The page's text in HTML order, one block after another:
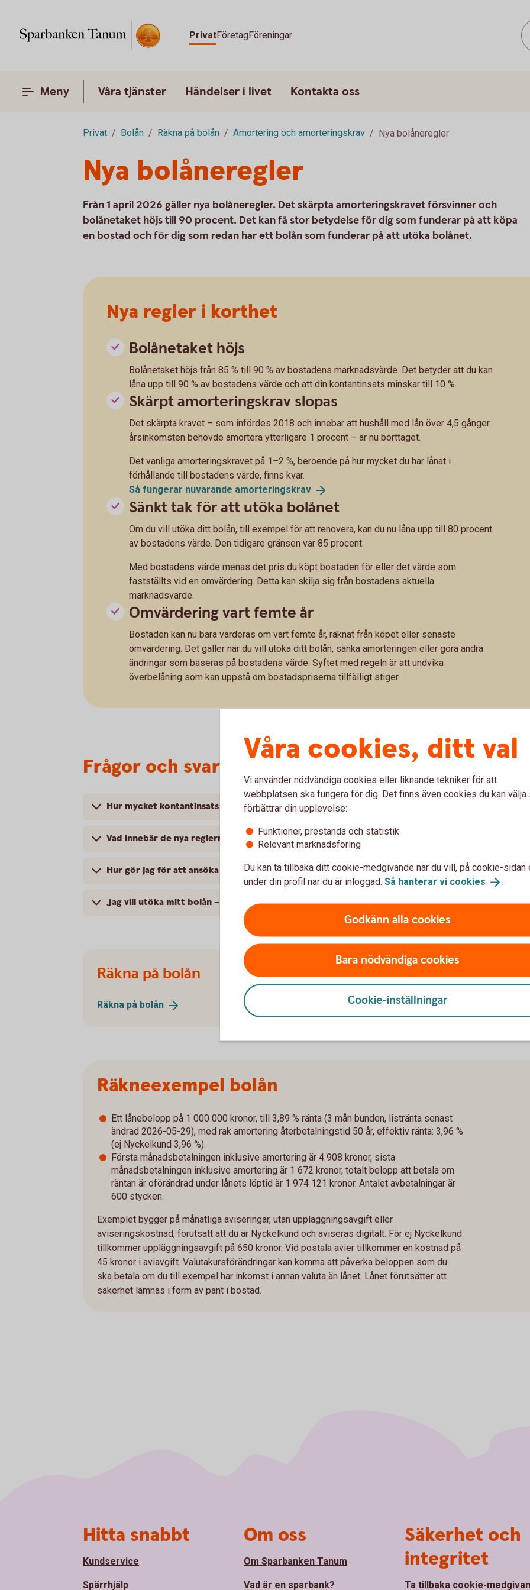
PrivatFöretagFöreningar
Meny Våra tjänster Händelser i livet Kontakta oss
Privat Bolån Räkna på bolån Amortering och amorteringskrav Nya bolåneregler
Nya bolåneregler
Från 1 april 2026 gäller nya bolåneregler. Det skärpta amorteringskravet försvinner och
bolånetaket höjs till 90 procent. Det kan få stor betydelse för dig som funderar på att köpa
en bostad och för dig som redan har ett bolån som funderar på att utöka bolånet.
Nya regler i korthet
Bolånetaket höjs
Bolånetaket höjs från 85 % till 90 % av bostadens marknadsvärde. Det betyder att du kan
låna upp till 90 % av bostadens värde och att din kontantinsats minskar till 10 %.
Skärpt amorteringskrav slopas
Det skärpta kravet – som infördes 2018 och innebar att hushåll med lån över 4,5 gånger
årsinkomsten behövde amortera ytterligare 1 procent – är nu borttaget.
Det vanliga amorteringskravet på 1–2 %, beroende på hur mycket du har lånat i
förhållande till bostadens värde, finns kvar.
Så fungerar nuvarande amorteringskrav
Sänkt tak för att utöka bolånet
Om du vill utöka ditt bolån, till exempel för att renovera, kan du nu låna upp till 80 procent
av bostadens värde. Den tidigare gränsen var 85 procent.
Med bostadens värde menas det pris du köpt bostaden för eller det värde som
fastställts vid en omvärdering. Detta kan skilja sig från bostadens aktuella
marknadsvärde.
Omvärdering vart femte år
Bostaden kan nu bara värderas om vart femte år, räknat från köpet eller senaste
omvärdering. Det gäller när du vill utöka ditt bolån, sänka amorteringen eller göra andra
ändringar som baseras på bostadens värde. Syftet med regeln är att undvika
överbelåning som kan uppstå om bostadspriserna tillfälligt stiger.
Frågor och svar om de nya bolånereglerna
Hur mycket kontantinsats behöver jag med de nya reglerna?
Vad innebär de nya reglerna för din månadsamortering?
Hur gör jag för att ansöka om sänkt amortering?
Jag vill utöka mitt bolån – hur påverkar de nya reglerna mig?
Räkna på bolån
Räkna på bolån
Ansök om lånelöfte
Ansök omlånelöfte
Räkneexempel bolån
Ett lånebelopp på 1 000 000 kronor, till 3,89 % ränta (3 mån bunden, listränta senast
ändrad 2026-05-29), med rak amortering återbetalningstid 50 år, effektiv ränta: 3,96 %
(ej Nyckelkund 3,96 %).
Första månadsbetalningen inklusive amortering är 4 908 kronor, sista
månadsbetalningen inklusive amortering är 1 672 kronor, totalt belopp att betala om
räntan är oförändrad under lånets löptid är 1 974 121 kronor. Antalet avbetalningar är
600 stycken.
Exemplet bygger på månatliga aviseringar, utan uppläggningsavgift eller
aviseringskostnad, förutsatt att du är Nyckelkund och aviseras digitalt. För ej Nyckelkund
tillkommer uppläggningsavgift på 650 kronor. Vid postala avier tillkommer en kostnad på
45 kronor i aviavgift. Valutakursförändringar kan komma att påverka beloppen som du
ska betala om du till exempel har inkomst i annan valuta än lånet. Lånet förutsätter att
säkerhet lämnas i form av pant i bostad.
Våra cookies, ditt val
Vi använder nödvändiga cookies eller liknande tekniker för att
webbplatsen ska fungera för dig. Det finns även cookies du kan välja
förbättrar din upplevelse:
Funktioner, prestanda och statistik
Relevant marknadsföring
Du kan ta tillbaka ditt cookie-medgivande när du vill, på cookie-sidan
under din profil när du är inloggad. Så hanterar vi cookies .
Godkänn alla cookies
Bara nödvändiga cookies
Cookie-inställningar
Hitta snabbt
Kundservice
Spärrhjälp
Om oss
Om Sparbanken Tanum
Vad är en sparbank?
Säkerhet och
integritet
Ta tillbaka cookie-